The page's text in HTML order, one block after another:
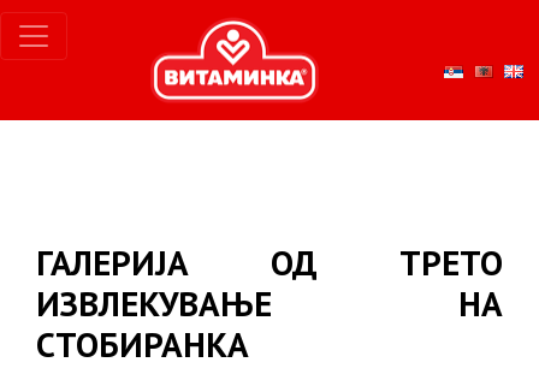
ГАЛЕРИЈА ОД ТРЕТО
ИЗВЛЕКУВАЊЕ НА
СТОБИРАНКА